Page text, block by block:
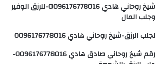
شيخ روحاني هادي 0096176778016-للرزق الوفير
وجلب المال
لجلب الرزق-شيخ روحاني هادي 0096176778016
رقم شيخ روحاني صادق هادي 0096176778016-